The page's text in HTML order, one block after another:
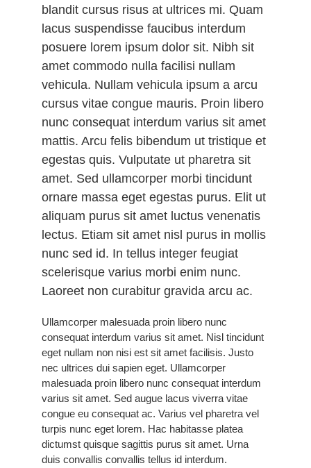
blandit cursus risus at ultrices mi. Quam
lacus suspendisse faucibus interdum
posuere lorem ipsum dolor sit. Nibh sit
amet commodo nulla facilisi nullam
vehicula. Nullam vehicula ipsum a arcu
cursus vitae congue mauris. Proin libero
nunc consequat interdum varius sit amet
mattis. Arcu felis bibendum ut tristique et
egestas quis. Vulputate ut pharetra sit
amet. Sed ullamcorper morbi tincidunt
ornare massa eget egestas purus. Elit ut
aliquam purus sit amet luctus venenatis
lectus. Etiam sit amet nisl purus in mollis
nunc sed id. In tellus integer feugiat
scelerisque varius morbi enim nunc.
Laoreet non curabitur gravida arcu ac.
Ullamcorper malesuada proin libero nunc
consequat interdum varius sit amet. Nisl tincidunt
eget nullam non nisi est sit amet facilisis. Justo
nec ultrices dui sapien eget. Ullamcorper
malesuada proin libero nunc consequat interdum
varius sit amet. Sed augue lacus viverra vitae
congue eu consequat ac. Varius vel pharetra vel
turpis nunc eget lorem. Hac habitasse platea
dictumst quisque sagittis purus sit amet. Urna
duis convallis convallis tellus id interdum.